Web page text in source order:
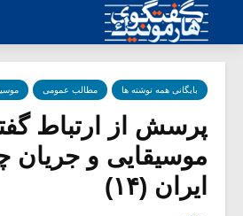
بایگانی همه نوشته ها مطالب عمومی
پرسش از ارتباط
موسیقایی و جریان
ایران (۱۴)